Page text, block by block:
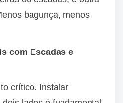
bagunça, menos
com Escadas e
crítico. Instalar